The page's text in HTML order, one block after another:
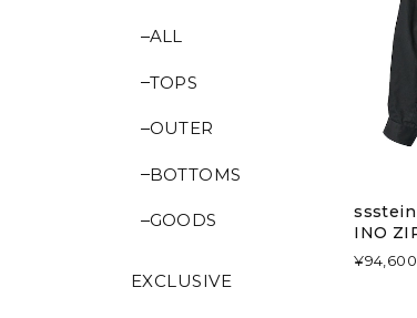
ALL
TOPS
OUTER
BOTTOMS
GOODS
EXCLUSIVE
ssstein
INO
¥94,600